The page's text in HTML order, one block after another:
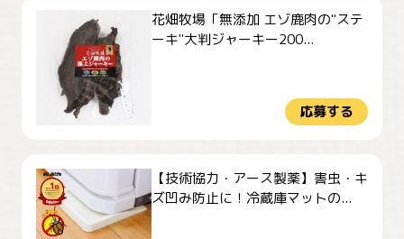
花畑牧場「無添加 エゾ鹿肉の"ステ
ーキ"大判ジャーキー200...
応募する
【技術協力・アース製薬】害虫・キ
ズ凹み防止に！冷蔵庫マットの...